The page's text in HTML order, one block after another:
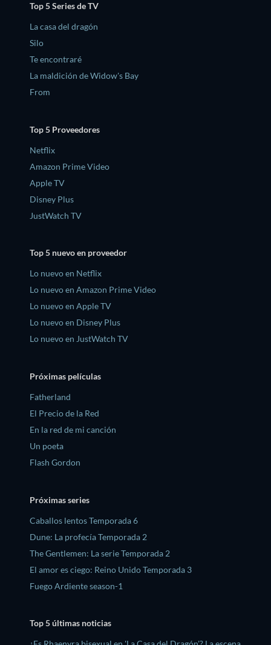
Top 5 Series de TV
La casa del dragón
Silo
Te encontraré
La maldición de Widow's Bay
From
Top 5 Proveedores
Netflix
Amazon Prime Video
Apple TV
Disney Plus
JustWatch TV
Top 5 nuevo en proveedor
Lo nuevo en Netflix
Lo nuevo en Amazon Prime Video
Lo nuevo en Apple TV
Lo nuevo en Disney Plus
Lo nuevo en JustWatch TV
Próximas películas
Fatherland
El Precio de la Red
En la red de mi canción
Un poeta
Flash Gordon
Próximas series
Caballos lentos Temporada 6
Dune: La profecía Temporada 2
The Gentlemen: La serie Temporada 2
El amor es ciego: Reino Unido Temporada 3
Fuego Ardiente season-1
Top 5 últimas noticias